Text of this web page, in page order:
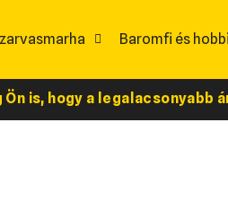
Baromfi és
Ön is, hogy a